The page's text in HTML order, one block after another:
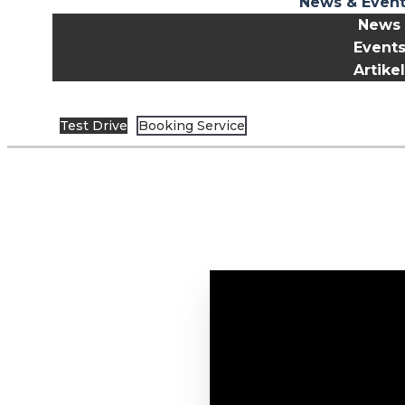
News
Events
Artikel
Test Drive Booking Service